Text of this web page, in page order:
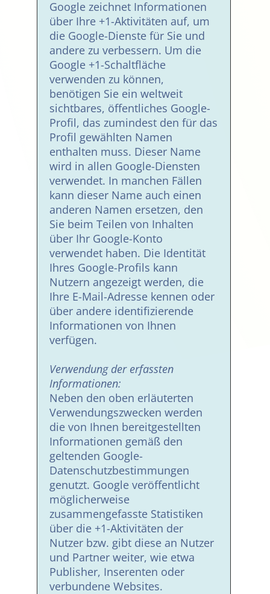
Google zeichnet Informationen
über Ihre +1-Aktivitäten auf, um
die Google-Dienste für Sie und
andere zu verbessern. Um die
Google +1-Schaltfläche
verwenden zu können,
benötigen Sie ein weltweit
sichtbares, öffentliches Google-
Profil, das zumindest den für das
Profil gewählten Namen
enthalten muss. Dieser Name
wird in allen Google-Diensten
verwendet. In manchen Fällen
kann dieser Name auch einen
anderen Namen ersetzen, den
Sie beim Teilen von Inhalten
über Ihr Google-Konto
verwendet haben. Die Identität
Ihres Google-Profils kann
Nutzern angezeigt werden, die
Ihre E-Mail-Adresse kennen oder
über andere identifizierende
Informationen von Ihnen
verfügen.
Verwendung der erfassten
Informationen:
Neben den oben erläuterten
Verwendungszwecken werden
die von Ihnen bereitgestellten
Informationen gemäß den
geltenden Google-
Datenschutzbestimmungen
genutzt. Google veröffentlicht
möglicherweise
zusammengefasste Statistiken
über die +1-Aktivitäten der
Nutzer bzw. gibt diese an Nutzer
und Partner weiter, wie etwa
Publisher, Inserenten oder
verbundene Websites.